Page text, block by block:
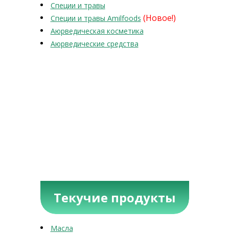
Специи и травы
Специи и травы Amilfoods (Новое!)
Аюрведическая косметика
Аюрведические средства
Текучие продукты
Масла